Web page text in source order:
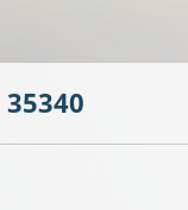
35340